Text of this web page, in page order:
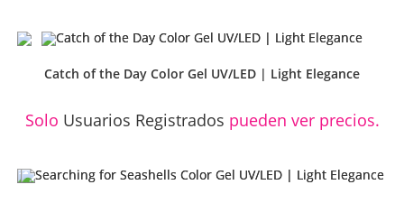
Catch of the Day Color Gel UV/LED | Light Elegance
Solo Usuarios Registrados pueden ver precios.